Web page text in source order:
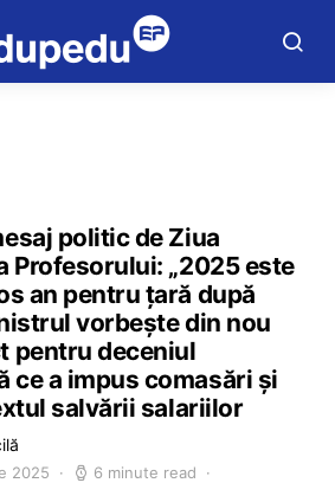
politic de Ziua
Profesorului: „2025 este
an pentru țară după
vorbește din nou
pentru deceniul
ce a impus comasări și
salvării salariilor
2025 6 minute read